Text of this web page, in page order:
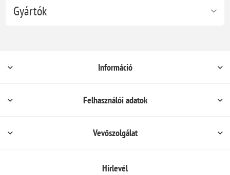
Gyártók
Információ
Felhasználói adatok
Vevőszolgálat
Hírlevél